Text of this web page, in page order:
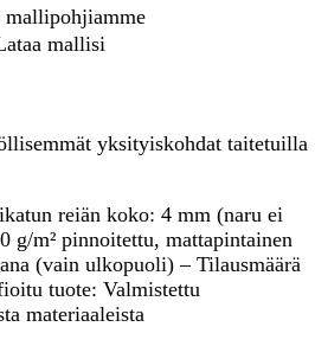
mallipohjiamme
mallisi
yksityiskohdat taitetuilla
reiän koko: 4 mm (naru ei
g/m² pinnoitettu, mattapintainen
(vain ulkopuoli) – Tilausmäärä
tuote: Valmistettu
materiaaleista